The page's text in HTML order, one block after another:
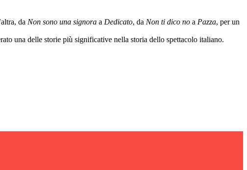
da Non sono una signora a Dedicato, da Non ti dico no a Pazza, per un
una delle storie più significative nella storia dello spettacolo italiano.